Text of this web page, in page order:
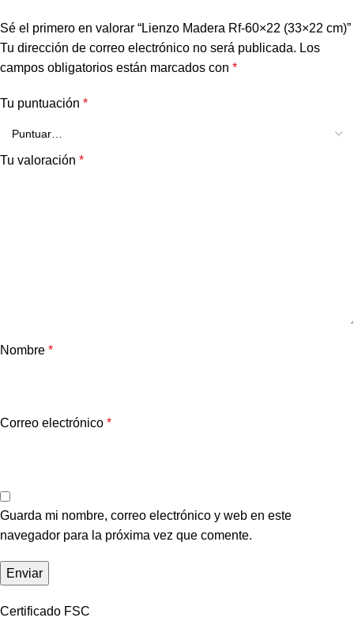
Sé el primero en valorar “Lienzo Madera Rf-60×22 (33×22 cm)”
Tu dirección de correo electrónico no será publicada. Los
campos obligatorios están marcados con *
Tu puntuación *
Tu valoración *
Nombre *
Correo electrónico *
Guarda mi nombre, correo electrónico y web en este
navegador para la próxima vez que comente.
Certificado FSC